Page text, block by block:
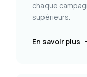
chaque
supérieurs.
En savoir plus